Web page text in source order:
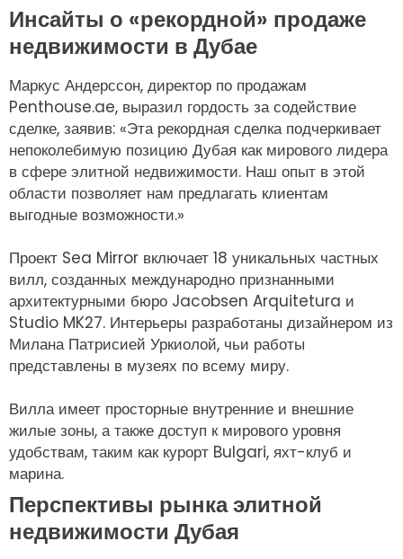
Инсайты о «рекордной» продаже
недвижимости в Дубае
Маркус Андерссон, директор по продажам
Penthouse.ae, выразил гордость за содействие
сделке, заявив: «Эта рекордная сделка подчеркивает
непоколебимую позицию Дубая как мирового лидера
в сфере элитной недвижимости. Наш опыт в этой
области позволяет нам предлагать клиентам
выгодные возможности.»
Проект Sea Mirror включает 18 уникальных частных
вилл, созданных международно признанными
архитектурными бюро Jacobsen Arquitetura и
Studio MK27. Интерьеры разработаны дизайнером из
Милана Патрисией Уркиолой, чьи работы
представлены в музеях по всему миру.
Вилла имеет просторные внутренние и внешние
жилые зоны, а также доступ к мирового уровня
удобствам, таким как курорт Bulgari, яхт-клуб и
марина.
Перспективы рынка элитной
недвижимости Дубая